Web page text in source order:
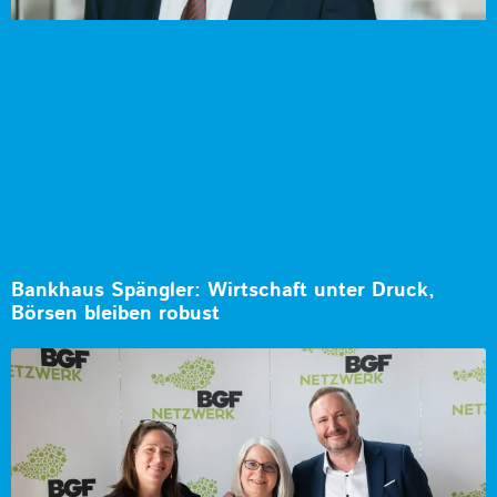
Bankhaus Spängler: Wirtschaft unter Druck,
Börsen bleiben robust